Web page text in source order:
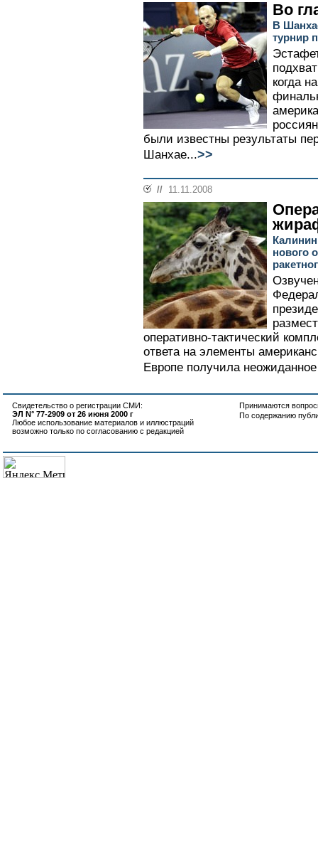
Во
В
турнир
когда
были известны результаты
Шанхае...>>
// 11.11.2008
нового
оперативно-тактический
ответа на элементы
Европе получила
Свидетельство о регистрации СМИ:
ЭЛ N° 77-2909 от 26 июня 2000 г
Любое использование материалов и иллюстраций
возможно только по согласованию с редакцией
Принимаются
По содержанию